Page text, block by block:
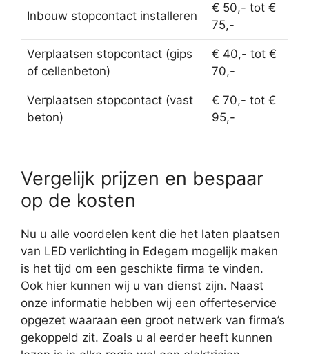
Inbouw stopcontact installeren
€ 50,- tot €
75,-
Verplaatsen stopcontact (gips
of cellenbeton)
€ 40,- tot €
70,-
Verplaatsen stopcontact (vast
beton)
€ 70,- tot €
95,-
Vergelijk prijzen en bespaar
op de kosten
Nu u alle voordelen kent die het laten plaatsen
van LED verlichting in Edegem mogelijk maken
is het tijd om een geschikte firma te vinden.
Ook hier kunnen wij u van dienst zijn. Naast
onze informatie hebben wij een offerteservice
opgezet waaraan een groot netwerk van firma’s
gekoppeld zit. Zoals u al eerder heeft kunnen